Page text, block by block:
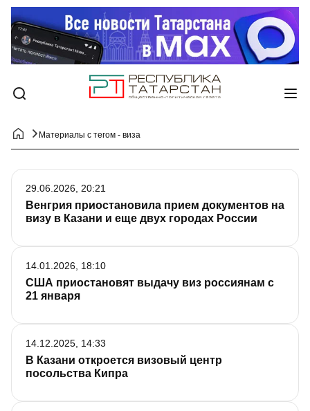
Материалы с тегом - виза
Венгрия приостановила прием документов на
визу в Казани и еще двух городах России
29.06.2026, 20:21
США приостановят выдачу виз россиянам с
21 января
14.01.2026, 18:10
В Казани откроется визовый центр
посольства Кипра
14.12.2025, 14:33